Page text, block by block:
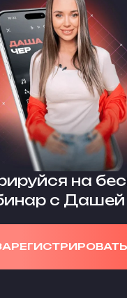
на
с Дашей